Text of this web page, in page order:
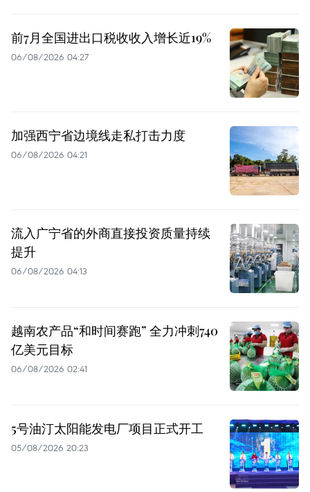
前7月全国进出口税收收入增长近19%
06/08/2026 04:27
加强西宁省边境线走私打击力度
06/08/2026 04:21
流入广宁省的外商直接投资质量持续
提升
06/08/2026 04:13
越南农产品“和时间赛跑” 全力冲刺740
亿美元目标
06/08/2026 02:41
5号油汀太阳能发电厂项目正式开工
05/08/2026 20:23